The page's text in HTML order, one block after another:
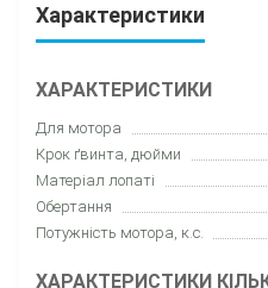
Характеристики
ХАРАКТЕРИСТИКИ
Для мотора
Крок ґвинта, дюйми
Матеріал лопаті
Обертання
Потужність мотора, к.с.
ХАРАКТЕРИСТИКИ